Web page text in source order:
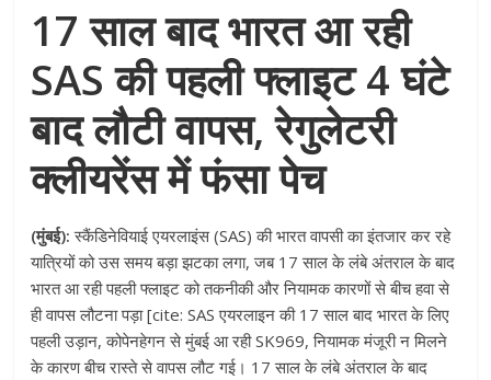
17 साल बाद भारत आ रही
SAS की पहली फ्लाइट 4 घंटे
बाद लौटी वापस, रेगुलेटरी
क्लीयरेंस में फंसा पेच
(मुंबई): स्कैंडिनेवियाई एयरलाइंस (SAS) की भारत वापसी का इंतजार कर रहे
यात्रियों को उस समय बड़ा झटका लगा, जब 17 साल के लंबे अंतराल के बाद
भारत आ रही पहली फ्लाइट को तकनीकी और नियामक कारणों से बीच हवा से
ही वापस लौटना पड़ा [cite: SAS एयरलाइन की 17 साल बाद भारत के लिए
पहली उड़ान, कोपेनहेगन से मुंबई आ रही SK969, नियामक मंजूरी न मिलने
के कारण बीच रास्ते से वापस लौट गई। 17 साल के लंबे अंतराल के बाद